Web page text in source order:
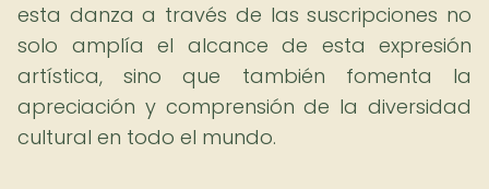
esta danza a través de las suscripciones no
solo amplía el alcance de esta expresión
artística, sino que también fomenta la
apreciación y comprensión de la diversidad
cultural en todo el mundo.